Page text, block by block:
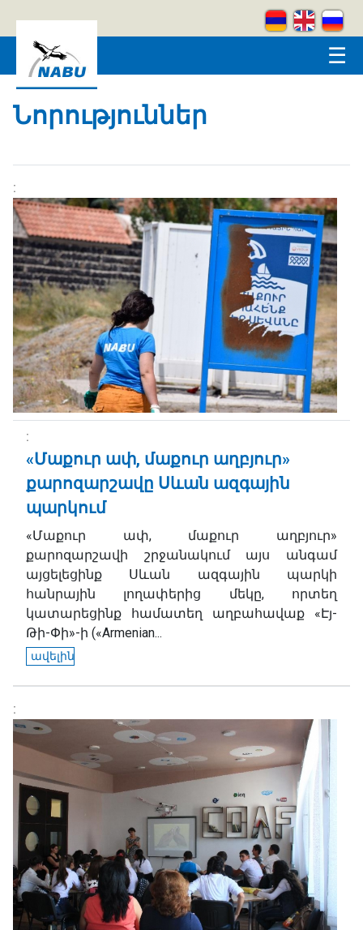
☰
Նորություններ
«Մաքուր ափ, մաքուր աղբյուր»
քարոզարշավը Սևան ազգային
պարկում
«Մաքուր ափ, մաքուր աղբյուր»
քարոզարշավի շրջանակում այս անգամ
այցելեցինք Սևան ազգային պարկի
հանրային լողափերից մեկը, որտեղ
կատարեցինք համատեղ աղբահավաք «Էյ-
Թի-Փի»-ի («Armenian...
ավելին